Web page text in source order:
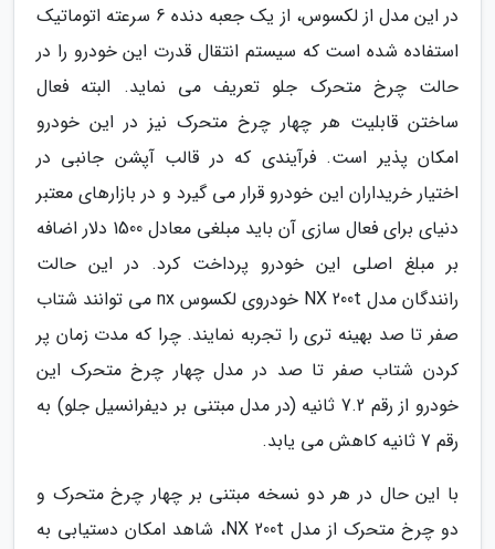
در این مدل از لکسوس، از یک جعبه دنده 6 سرعته اتوماتیک
استفاده شده است که سیستم انتقال قدرت این خودرو را در
حالت چرخ متحرک جلو تعریف می نماید. البته فعال
ساختن قابلیت هر چهار چرخ متحرک نیز در این خودرو
امکان پذیر است. فرآیندی که در قالب آپشن جانبی در
اختیار خریداران این خودرو قرار می گیرد و در بازارهای معتبر
دنیای برای فعال سازی آن باید مبلغی معادل 1500 دلار اضافه
بر مبلغ اصلی این خودرو پرداخت کرد. در این حالت
رانندگان مدل NX 200t خودروی لکسوس nx می توانند شتاب
صفر تا صد بهینه تری را تجربه نمایند. چرا که مدت زمان پر
کردن شتاب صفر تا صد در مدل چهار چرخ متحرک این
خودرو از رقم 7.2 ثانیه (در مدل مبتنی بر دیفرانسیل جلو) به
رقم 7 ثانیه کاهش می یابد.
با این حال در هر دو نسخه مبتنی بر چهار چرخ متحرک و
دو چرخ متحرک از مدل NX 200t، شاهد امکان دستیابی به